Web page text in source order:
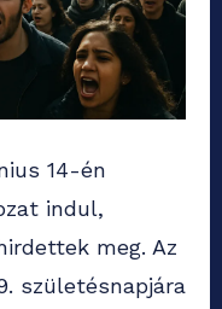
14-én
indul,
meg. Az
születésnapjára